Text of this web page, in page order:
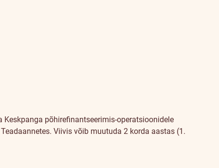
Keskpanga põhirefinantseerimis-operatsioonidele
Viivis võib muutuda 2 korda aastas (1.